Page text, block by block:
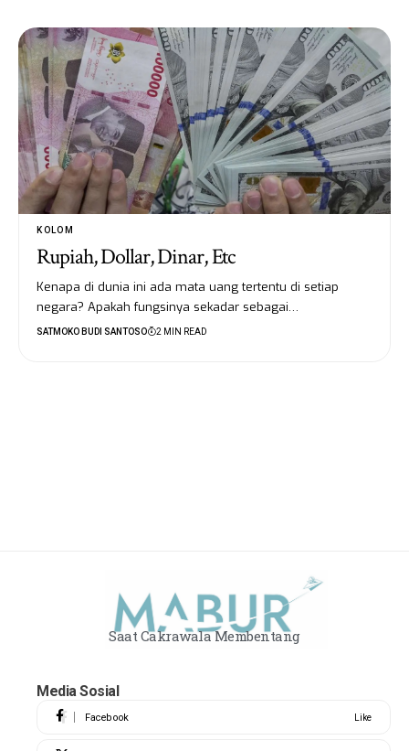
KOLOM
Rupiah, Dollar, Dinar, Etc
Kenapa di dunia ini ada mata uang tertentu di setiap
negara? Apakah fungsinya sekadar sebagai…
SATMOKO BUDI SANTOSO 2 MIN READ
Saat Cakrawala Membentang
Media Sosial
Facebook Like